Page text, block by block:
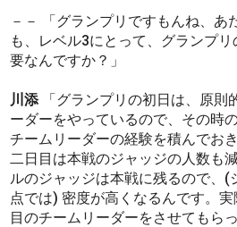
－－ 「グランプリですもんね、あ
も、レベル3にとって、グランプ
要なんですか？」
川添 「グランプリの初日は、原則
ーダーをやっているので、その時
チームリーダーの経験を積んでお
二日目は本戦のジャッジの人数も
ルのジャッジは本戦に残るので、(
点では) 密度が高くなるんです。
目のチームリーダーをさせてもら